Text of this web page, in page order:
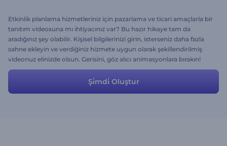
Etkinlik planlama hizmetleriniz için pazarlama ve ticari amaçlarla bir
tanıtım videosuna mı ihtiyacınız var? Bu hazır hikaye tam da
aradığınız şey olabilir. Kişisel bilgilerinizi girin, isterseniz daha fazla
sahne ekleyin ve verdiğiniz hizmete uygun olarak şekillendirilmiş
videonuz elinizde olsun. Gerisini, göz alıcı animasyonlara bırakın!
Şi̇mdi̇ Oluştur